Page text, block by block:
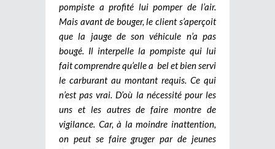
pompiste a profité lui pomper de l’air.
Mais avant de bouger, le client s’aperçoit
que la jauge de son véhicule n’a pas
bougé. Il interpelle la pompiste qui lui
fait comprendre qu’elle a bel et bien servi
le carburant au montant requis. Ce qui
n’est pas vrai. D’où la nécessité pour les
uns et les autres de faire montre de
vigilance. Car, à la moindre inattention,
on peut se faire gruger par de jeunes